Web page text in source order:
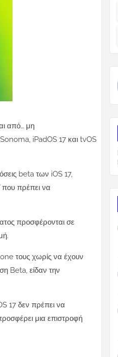
από… μη
iPadOS 17 και tvOS
beta των iOS 17,
που πρέπει να
προσφέρονται σε
τους χωρίς να έχουν
Beta, είδαν την
17 δεν πρέπει να
μια επιστροφή